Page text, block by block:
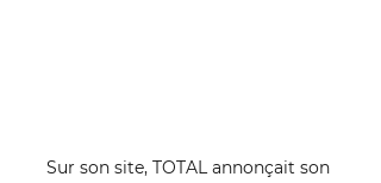
Sur son site, TOTAL annonçait son